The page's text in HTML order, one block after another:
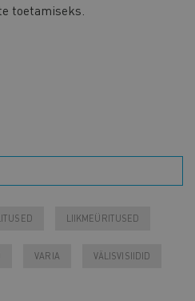
toetamiseks.
LIIKMEÜRITUSED
VARIA VÄLISVISIIDID